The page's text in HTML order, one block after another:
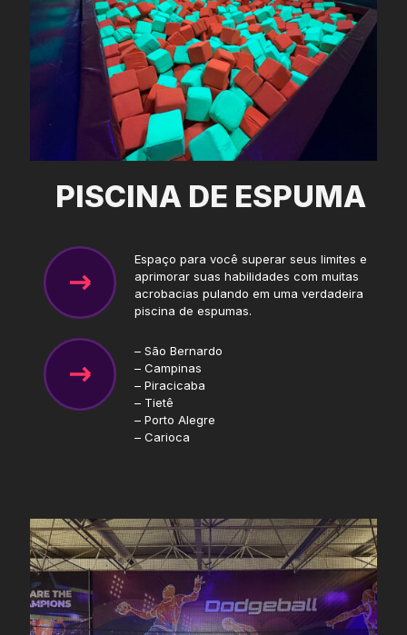
PISCINA DE ESPUMA
Espaço para você superar seus limites e
aprimorar suas habilidades com muitas
acrobacias pulando em uma verdadeira
piscina de espumas.
– São Bernardo
– Campinas
– Piracicaba
– Tietê
– Porto Alegre
– Carioca